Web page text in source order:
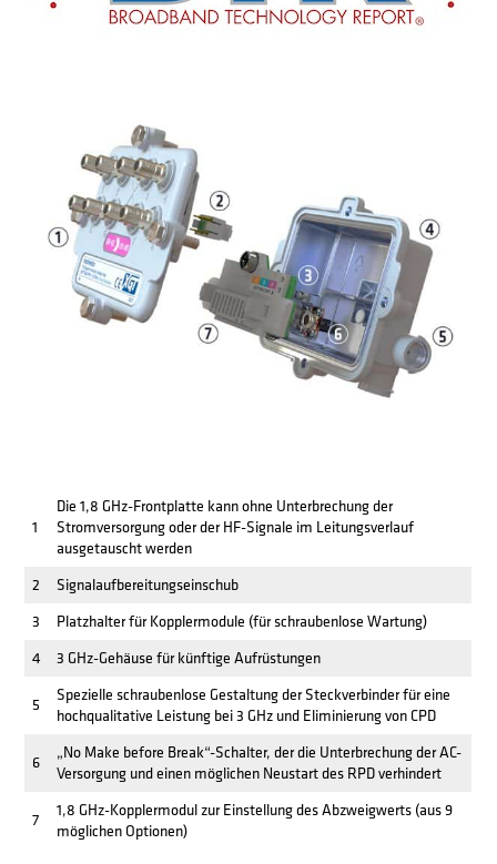
1
Die 1,8 GHz-Frontplatte kann ohne Unterbrechung der
Stromversorgung oder der HF-Signale im Leitungsverlauf
ausgetauscht werden
2
Signalaufbereitungseinschub
3
Platzhalter für Kopplermodule (für schraubenlose Wartung)
4
3 GHz-Gehäuse für künftige Aufrüstungen
5
Spezielle schraubenlose Gestaltung der Steckverbinder für eine
hochqualitative Leistung bei 3 GHz und Eliminierung von CPD
6
„No Make before Break“-Schalter, der die Unterbrechung der AC-
Versorgung und einen möglichen Neustart des RPD verhindert
7
1,8 GHz-Kopplermodul zur Einstellung des Abzweigwerts (aus 9
möglichen Optionen)